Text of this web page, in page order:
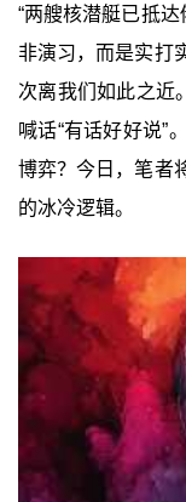
“两艘核潜艇已抵
非演习，而是实打
次离我们如此之近
喊话“有话好好说”
博弈？今日，笔者
的冰冷逻辑。